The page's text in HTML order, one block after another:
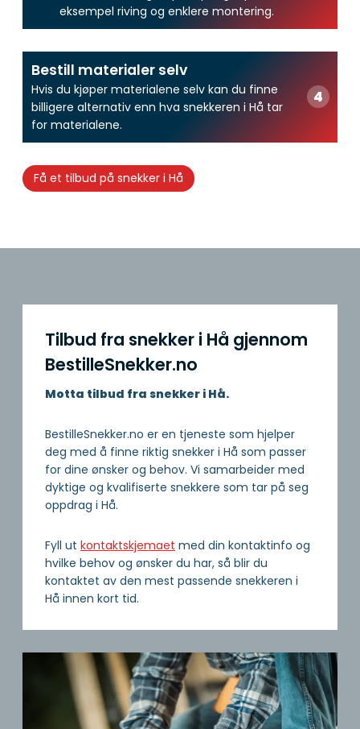
eksempel riving og enklere montering.
Bestill materialer selv
Hvis du kjøper materialene selv kan du finne
billigere alternativ enn hva snekkeren i Hå tar
for materialene.
Få et tilbud på snekker i Hå
Tilbud fra snekker i Hå gjennom
BestilleSnekker.no
Motta tilbud fra snekker i Hå.
BestilleSnekker.no er en tjeneste som hjelper
deg med å finne riktig snekker i Hå som passer
for dine ønsker og behov. Vi samarbeider med
dyktige og kvalifiserte snekkere som tar på seg
oppdrag i Hå.
Fyll ut kontaktskjemaet med din kontaktinfo og
hvilke behov og ønsker du har, så blir du
kontaktet av den mest passende snekkeren i
Hå innen kort tid.